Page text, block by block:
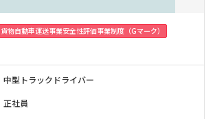
貨物自動車運送事業安全性評価事業制度（Gマーク）
中型トラックドライバー
正社員